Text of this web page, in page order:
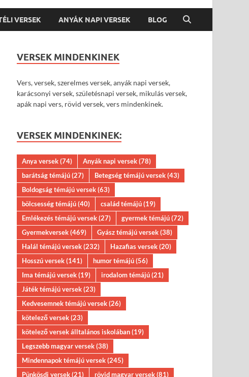
VERSEK ANYÁK NAPI VERSEK BLOG
VERSEK MINDENKINEK
Vers, versek, szerelmes versek, anyák napi versek,
karácsonyi versek, születésnapi versek, mikulás versek,
apák napi vers, rövid versek, vers mindenkinek.
VERSEK MINDENKINEK:
Anya versek(74) Anyák napi versek(78)
barátság témájú(27) Betegség témájú versek(43)
Boldogság témájú versek(63)
bölcsesség témájú(40) család témájú(19)
Emlékezés témájú versek(27) gyermek témájú(72)
Gyermekversek(469) Gyász témájú versek(38)
Halál témájú versek(232) Hazafias versek(20)
Hosszú versek(141) humor témájú(56)
Ima témájú versek(19) irodalom témájú(21)
Játék témájú versek(23)
Kedvesemnek témájú versek(26)
kötelező versek(23)
kötelező versek álltalános iskolában(19)
Legszebb magyar versek(38)
Mindennapok témájú versek(245)
Pünkösdi versek(21) rövid magyar versek(81)